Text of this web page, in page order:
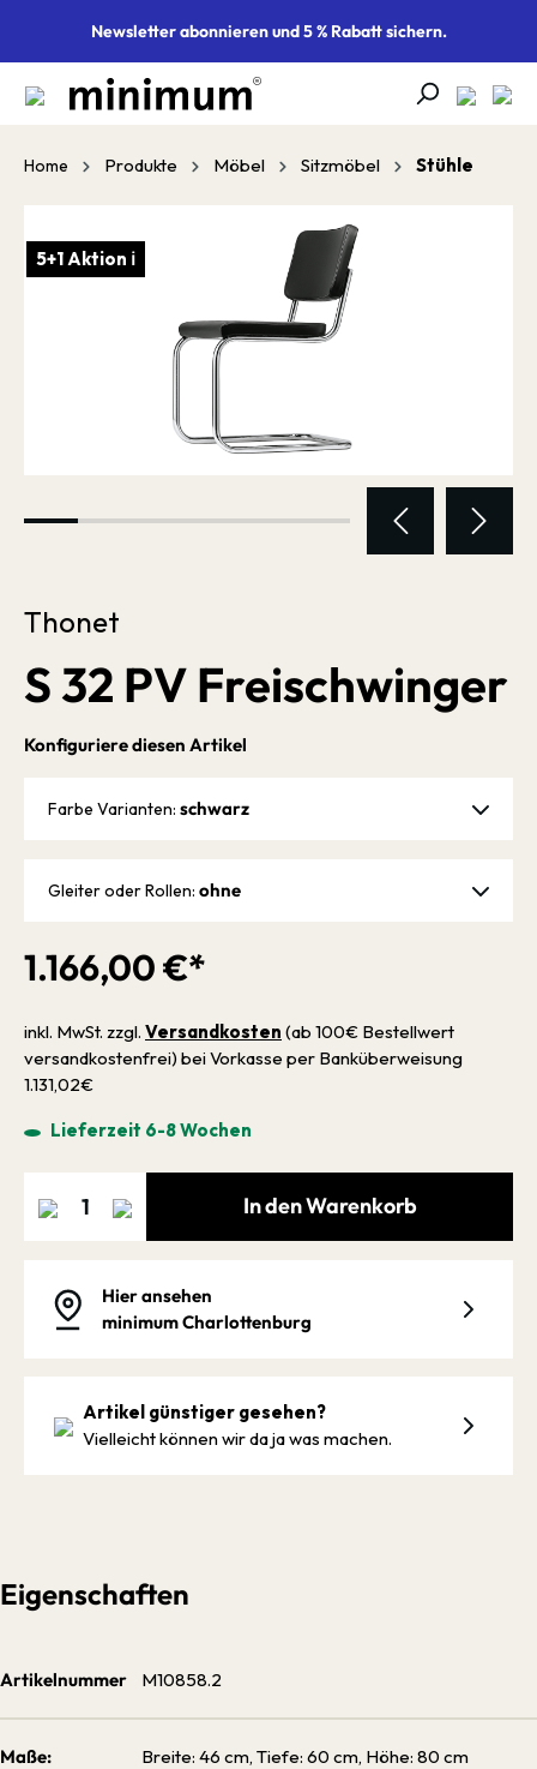
springenNewsletter abonnieren und 5 % Rabatt sichern.
Home Produkte Möbel Sitzmöbel Stühle
5+1 Aktion ℹ
Thonet
S 32 PV Freischwinger
1.166,00 €*
inkl. MwSt. zzgl. Versandkosten (ab 100€ Bestellwert
versandkostenfrei) bei Vorkasse per Banküberweisung
1.131,02€
Lieferzeit 6-8 Wochen
Konfiguriere diesen Artikel
Farbe Varianten: schwarz
Gleiter oder Rollen: ohne
In den Warenkorb
Hier ansehen
minimum Charlottenburg
Artikel günstiger gesehen?
Vielleicht können wir da ja was machen.
Eigenschaften
Artikelnummer M10858.2
Maße: Breite: 46 cm, Tiefe: 60 cm, Höhe: 80 cm